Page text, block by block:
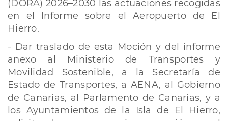
(DORA) 2026–2030 las actuaciones recogidas
en el Informe sobre el Aeropuerto de El
Hierro.
- Dar traslado de esta Moción y del informe
anexo al Ministerio de Transportes y
Movilidad Sostenible, a la Secretaría de
Estado de Transportes, a AENA, al Gobierno
de Canarias, al Parlamento de Canarias, y a
los Ayuntamientos de la Isla de El Hierro,